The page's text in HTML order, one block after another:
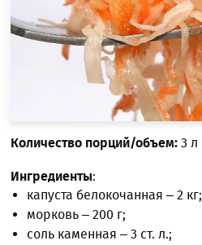
Количество порций/объем:3 л
Ингредиенты:
капуста белокочанная – 2 кг;
морковь – 200 г;
соль каменная – 3 ст. л.;